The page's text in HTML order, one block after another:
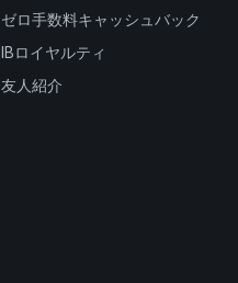
ゼロ手数料キャッシュバック
IBロイヤルティ
友人紹介